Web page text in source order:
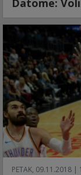
Datome:
PETAK, 09.11.2018 |